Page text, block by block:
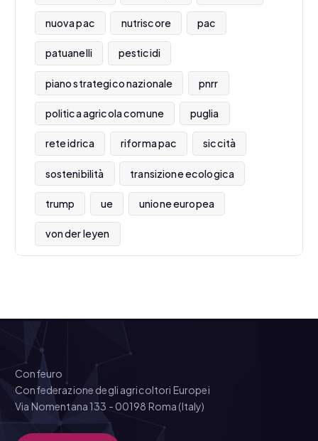
nuova pac nutriscore pac
patuanelli pesticidi
piano strategico nazionale pnrr
politica agricola comune puglia
rete idrica riforma pac siccità
sostenibilità transizione ecologica
trump ue unione europea
von der leyen
Confeuro
Confederazione degli agricoltori Europei
Via Nomentana 133 - 00198 Roma (Italy)